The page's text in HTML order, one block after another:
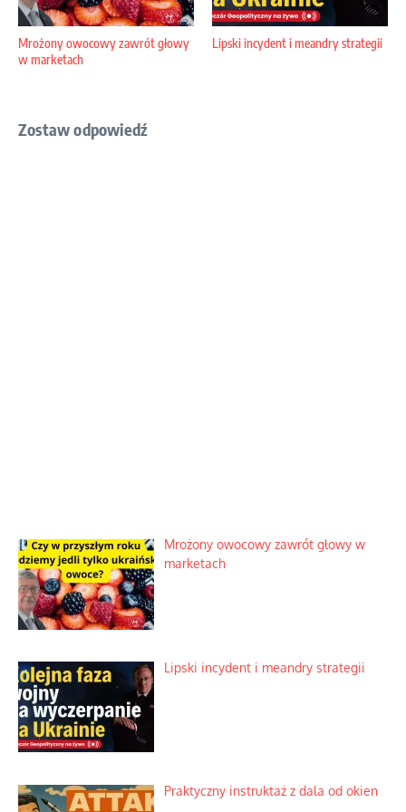
Mrożony owocowy zawrót głowy
w marketach
Lipski incydent i meandry strategii
Zostaw odpowiedź
Mrożony owocowy zawrót głowy w
marketach
Lipski incydent i meandry strategii
Praktyczny instruktaż z dala od okien